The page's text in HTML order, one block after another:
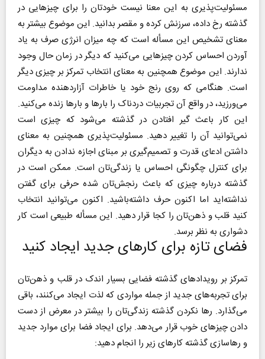
مسئولیت‌پذیری به این معنا نیست خودتان را برای چیزهایی در
گذشته رخ داده، سرزنش کرده و مقصر بدانید. این موضوع بیشتر به
معنای تشخیص این مسأله است که چه میزان انرژی صرف به یاد
آوردن احساس کردن چیزهایی می‌کنید که دیگر در زمان حال وجود
ندارند. این موضوع همچنین به معنای انتخاب تمرکز بر چیزی دیگر
است. هنگامی که روی رنج خود یا خاطرات آزاردهنده مداومت
می‌ورزید، در واقع آن تجربیات دردناک را بارها و بارها زنده می‌کنید.
این کار باعث گیر افتادن در گذشته می‌شود که چیزی است
نمی‌توانید آن را تغییر دهید. مسئولیت‌پذیری همچنین به معنای
داشتن ادعای قدرت و تصمیم‌گیری بر مبنای اجازه ندادن به دیگران
برای کنترل چگونگی احساس یا زندگی‌تان است. ممکن است در
گذشته درباره‌ چیزی که باعث رنجش‌تان شده حرفی برای گفتن
نداشته‌اید اما اکنون حرف داشته‌باشید. اکنون می‌توانید انتخاب
کنید قلب و ذهن‌تان را کجا قرار دهید. این مسأله طبیعی است کار
دشواری به نظر برسد.
فضای تازه برای کارهای جدید ایجاد کنید
تمرکز بر رویدادهای گذشته فضایی بسیار اندک در قلب و ذهن‌تان
برای تجربه‌های جدید از جمله مواردی که لذت ایجاد می‌کنند، باقی
می‌گذارد. رها نکردن گذشته زندگی‌تان را بیشتر در معرض از دست
دادن چیزهای خوب قرار می‌دهد. برای ایجاد فضا برای موارد جدید
و رهاسازی گذشته کارهای زیر را انجام دهید: